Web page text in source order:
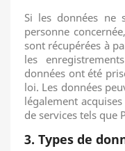
Si les données ne
personne
sont récupérées à
les
données ont été
loi. Les données
légalement
de services tels que
3. Types de